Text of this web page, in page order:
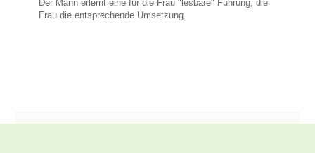
Der Mann erlernt eine für die Frau "lesbare" Führung, die
Frau die entsprechende Umsetzung.